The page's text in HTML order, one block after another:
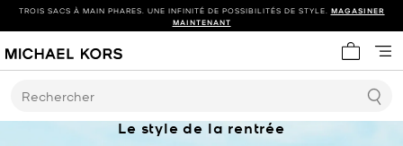
TROIS SACS À MAIN PHARES. UNE INFINITÉ DE POSSIBILITÉS DE STYLE. MAGASINER
MAINTENANT
Mon
Rechercher
Le style de la rentrée